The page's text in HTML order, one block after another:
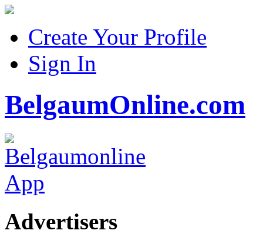
Create Your Profile
Sign In
BelgaumOnline.com
Advertisers